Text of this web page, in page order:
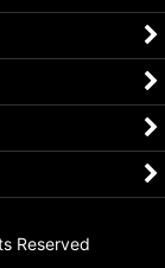
Reserved